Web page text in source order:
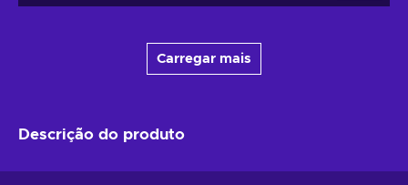
Carregar mais
Descrição do produto